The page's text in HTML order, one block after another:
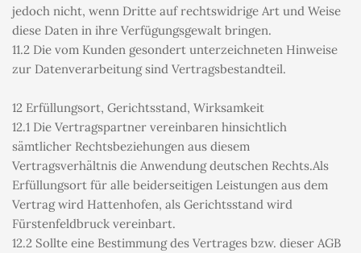
jedoch nicht, wenn Dritte auf rechtswidrige Art und Weise
diese Daten in ihre Verfügungsgewalt bringen.
11.2 Die vom Kunden gesondert unterzeichneten Hinweise
zur Datenverarbeitung sind Vertragsbestandteil.
12 Erfüllungsort, Gerichtsstand, Wirksamkeit
12.1 Die Vertragspartner vereinbaren hinsichtlich
sämtlicher Rechtsbeziehungen aus diesem
Vertragsverhältnis die Anwendung deutschen Rechts.Als
Erfüllungsort für alle beiderseitigen Leistungen aus dem
Vertrag wird Hattenhofen, als Gerichtsstand wird
Fürstenfeldbruck vereinbart.
12.2 Sollte eine Bestimmung des Vertrages bzw. dieser AGB